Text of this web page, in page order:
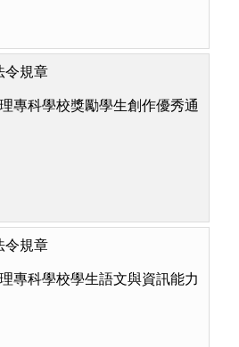
令規章
專科學校獎勵學生創作優秀通
令規章
專科學校學生語文與資訊能力